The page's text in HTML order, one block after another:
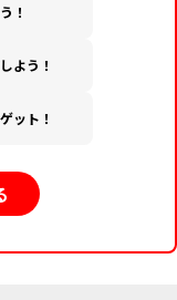
！
よう！
ット！